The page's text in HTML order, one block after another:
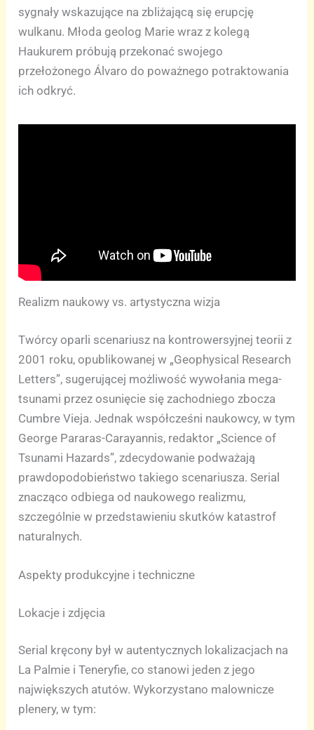
sygnały wskazujące na zbliżającą się erupcję
wulkanu. Młoda geolog Marie wraz z kolegą
Haukurem próbują przekonać swojego
przełożonego Álvaro do poważnego potraktowania
ich odkryć.
Realizm naukowy vs. artystyczna wizja
Twórcy oparli scenariusz na kontrowersyjnej teorii z
2001 roku, opublikowanej w „Geophysical Research
Letters”, sugerującej możliwość wywołania mega-
tsunami przez osunięcie się zachodniego zbocza
Cumbre Vieja. Jednak współcześni naukowcy, w tym
George Pararas-Carayannis, redaktor „Science of
Tsunami Hazards”, zdecydowanie podważają
prawdopodobieństwo takiego scenariusza. Serial
znacząco odbiega od naukowego realizmu,
szczególnie w przedstawieniu skutków katastrof
naturalnych.
Aspekty produkcyjne i techniczne
Lokacje i zdjęcia
Serial kręcony był w autentycznych lokalizacjach na
La Palmie i Teneryfie, co stanowi jeden z jego
największych atutów. Wykorzystano malownicze
plenery, w tym: